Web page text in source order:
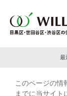
最
このページの情
までに当サイ